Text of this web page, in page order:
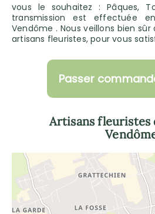
vous le souhaitez : Pâques,
transmission est effectuée
Vendôme . Nous veillons bien
artisans fleuristes, pour vous
Passer
Artisans fleuristes